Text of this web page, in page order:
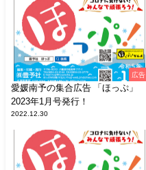
広告
愛媛南予の集合広告 「ほっぷ」
2023年1月号発行！
2022.12.30